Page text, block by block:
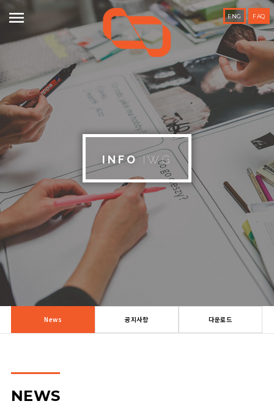
 ENG FAQ
INFOIWG
News 공지사항 다운로드
NEWS